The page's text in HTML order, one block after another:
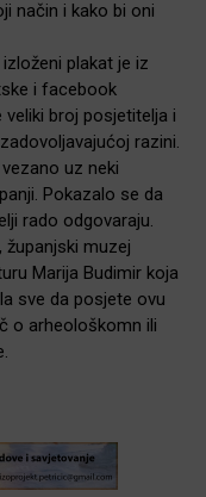
način i kako bi oni
plakat je iz
i facebook
broj posjetitelja i
razini.
uz neki
Pokazalo se da
rado odgovaraju.
županjski muzej
Marija Budimir koja
sve da posjete ovu
o arheološkomn ili